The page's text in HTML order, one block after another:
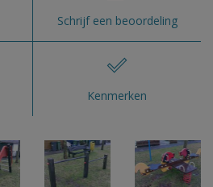
Schrijf een beoordeling
Kenmerken